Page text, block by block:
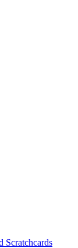
Scratchcards